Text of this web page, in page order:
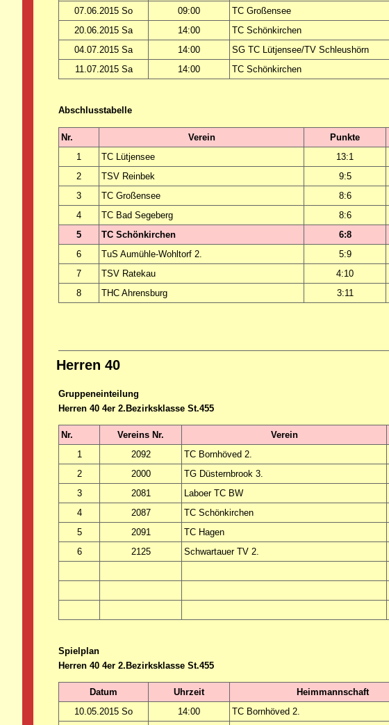
07.06.2015 So
09:00 TC Großensee
20.06.2015 Sa
14:00 TC Schönkirchen
04.07.2015 Sa
14:00 SG TC Lütjensee/TV Schleushörn
11.07.2015 Sa
14:00 TC Schönkirchen
Abschlusstabelle
Nr. Verein Punkte
1
TC Lütjensee 13:1
2
TSV Reinbek 9:5
3
TC Großensee 8:6
4
TC Bad Segeberg 8:6
5
TC Schönkirchen 6:8
6
TuS Aumühle-Wohltorf 2. 5:9
7
TSV Ratekau 4:10
8
THC Ahrensburg 3:11
Herren 40
Gruppeneinteilung
Herren 40 4er 2.Bezirksklasse St.455
Nr. Vereins Nr. Verein
1
2092 TC Bornhöved 2.
2
2000 TG Düsternbrook 3.
3
2081 Laboer TC BW
4
2087 TC Schönkirchen
5
2091 TC Hagen
6
2125 Schwartauer TV 2.
Spielplan
Herren 40 4er 2.Bezirksklasse St.455
Datum Uhrzeit Heimmannschaft
10.05.2015 So
14:00 TC Bornhöved 2.